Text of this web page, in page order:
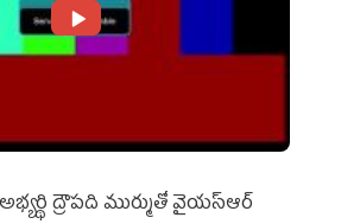
ద్రౌప‌ది ముర్ముతో వైయ‌స్ఆర్